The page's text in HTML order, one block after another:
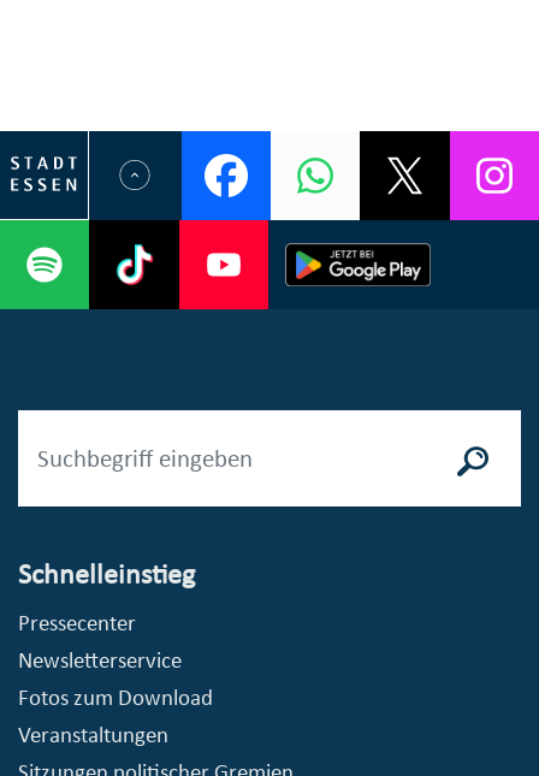
Schnelleinstieg
Pressecenter
Newsletterservice
Fotos zum Download
Veranstaltungen